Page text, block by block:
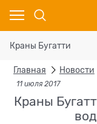
Краны Бугатти
Главная Новости
11 июля 2017
Краны